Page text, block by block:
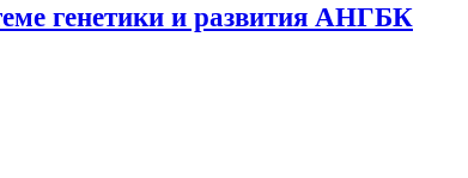
генетики и развития АНГБК